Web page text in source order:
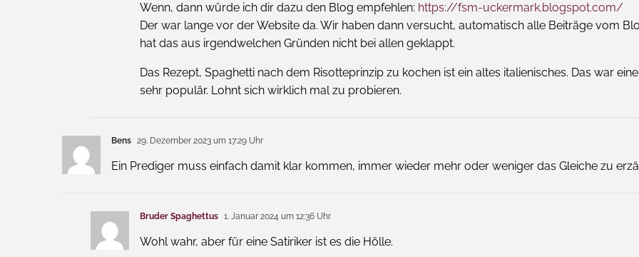
Wenn, dann würde ich dir dazu den Blog empfehlen: https://fsm-uckermark.blogspot.com/
Der war lange vor der Website da. Wir haben dann versucht, automatisch alle Beiträge vom
hat das aus irgendwelchen Gründen nicht bei allen geklappt.
Das Rezept, Spaghetti nach dem Risotteprinzip zu kochen ist ein altes italienisches. Das war
sehr populär. Lohnt sich wirklich mal zu probieren.
Bens 29. Dezember 2023 um 17:29 Uhr
Ein Prediger muss einfach damit klar kommen, immer wieder mehr oder weniger das Gleiche zu
Bruder Spaghettus 1. Januar 2024 um 12:36 Uhr
Wohl wahr, aber für eine Satiriker ist es die Hölle.